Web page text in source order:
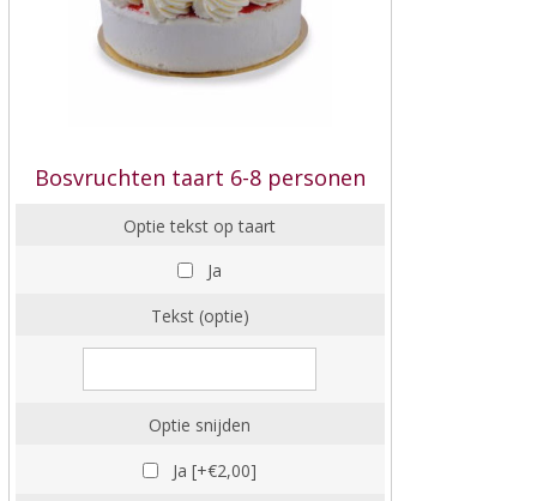
Bosvruchten taart 6-8 personen
Optie tekst op taart
Ja
Tekst (optie)
Optie snijden
Ja [+€2,00]